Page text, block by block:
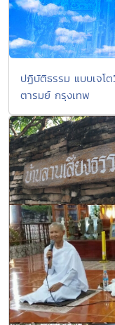
ปฏิบัติธรรม แบบเจ
ตารมย์ กรุงเทพ